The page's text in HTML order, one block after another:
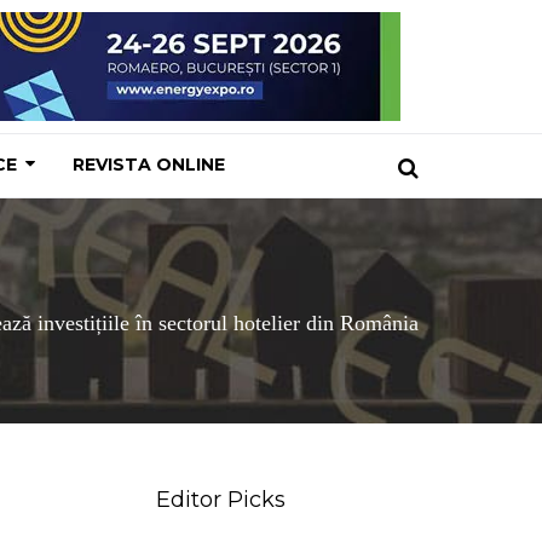
REVISTA ONLINE
investițiile în sectorul hotelier din România
Editor Picks